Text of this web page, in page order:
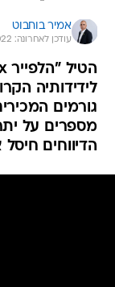
אמיר בוחבוט
עודכן לאחרונה: 2.8.2022 / 11:52
לידידותיה
גורמים
מספרים על
הדיווחים